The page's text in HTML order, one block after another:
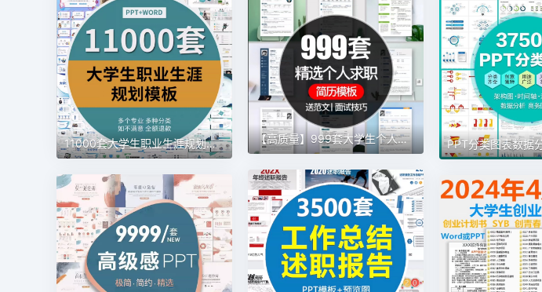
11000套大学生职业生涯规划大赛word＋ppt模板 【高质量】999套大学生个人简历模板求职应聘毕业生大学生word格式可编辑